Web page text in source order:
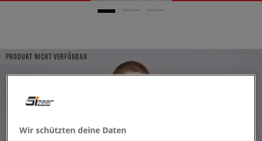
PRODUKT NICHT VERFÜGBAR
Wir schützten deine Daten